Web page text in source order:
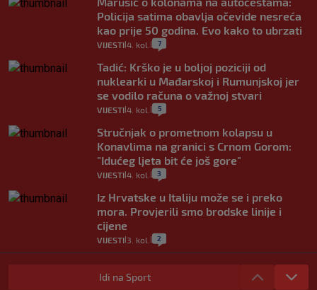
Policija satima obavlja očevide nesreća
kao prije 50 godina. Evo kako to ubrzati
VIJESTI 4. kol. 7
Tadić: Krško je u boljoj poziciji od
nuklearki u Mađarskoj i Rumunjskoj jer
se vodilo računa o važnoj stvari
VIJESTI 4. kol. 5
Stručnjak o prometnom kolapsu u
Konavlima na granici s Crnom Gorom:
"Idućeg ljeta bit će još gore"
VIJESTI 4. kol. 3
Iz Hrvatske u Italiju može se i preko
mora. Provjerili smo brodske linije i
cijene
VIJESTI 3. kol. 2
Uzgajivač objasnio zašto kilogram
rajčica košta deset eura: "Nećete ih
Idi na Sport